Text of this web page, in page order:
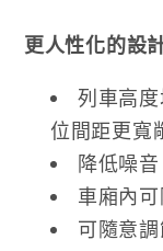
更人性化的設
列車高
位間距更寬
降低噪
車廂內
可隨意